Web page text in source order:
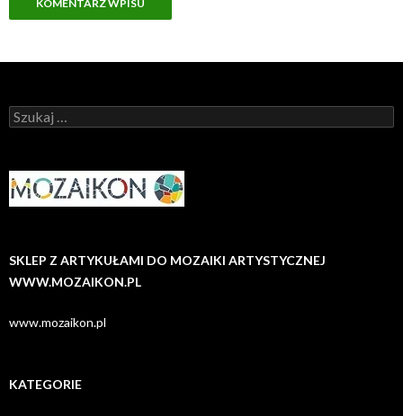
Szukaj:
SKLEP Z ARTYKUŁAMI DO MOZAIKI ARTYSTYCZNEJ
WWW.MOZAIKON.PL
www.mozaikon.pl
KATEGORIE